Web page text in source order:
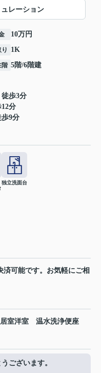
レーション
10万円
り 1K
階 5階/6階建
徒歩3分
12分
歩9分
独立洗面台
可能です。お気軽にご相
室洋室 温水洗浄便座
ございます。